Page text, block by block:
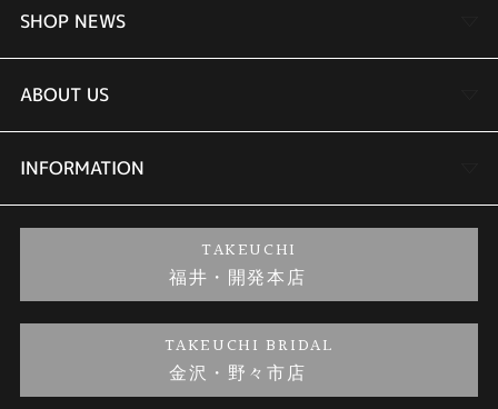
婚約指輪
結婚指輪
セットリング
婚約ネックレス
金・プラチナのお取引
SHOP NEWS
TAKEUCHI BRIDAL金沢本店情報
商品一覧
ブランドリスト
金澤指輪工房｜手作りペアリング
金澤指輪工房｜手作り結婚指輪 and 婚約指輪
ABOUT US
会社概要
お客様の声
INFORMATION
プライバシーポリシー
TAKEUCHI
福井・開発本店
TAKEUCHI BRIDAL
金沢・野々市店